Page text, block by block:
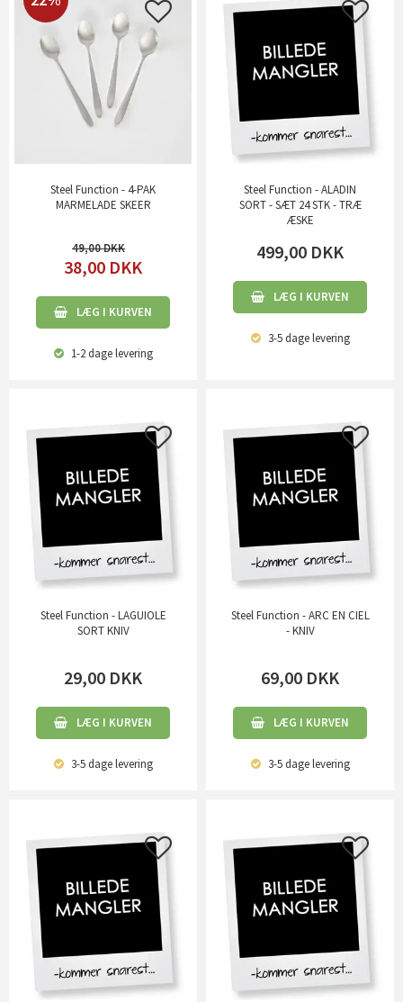
Steel Function - 4-PAK
MARMELADE SKEER
49,00
38,00 DKK
LÆG I KURVEN
1-2 dagelevering
Steel Function - ALADIN
SORT - SÆT 24 STK - TRÆ
ÆSKE
499,00 DKK
LÆG I KURVEN
3-5 dagelevering
Steel Function - LAGUIOLE
SORT KNIV
29,00 DKK
LÆG I KURVEN
3-5 dagelevering
Steel Function - ARC EN CIEL
- KNIV
69,00 DKK
LÆG I KURVEN
3-5 dagelevering